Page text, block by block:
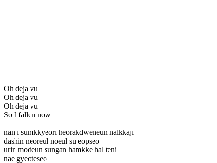
Oh deja vu
Oh deja vu
Oh deja vu
So I fallen now
nan i sumkkyeori heorakdweneun nalkkaji
dashin neoreul noeul su eopseo
urin modeun sungan hamkke hal teni
nae gyeoteseo